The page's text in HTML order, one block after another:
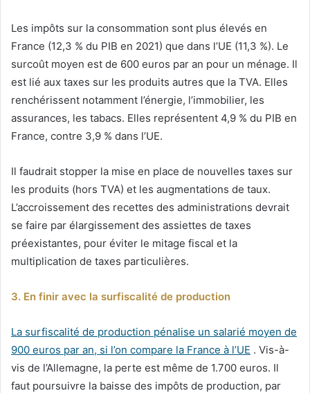
Les impôts sur la consommation sont plus élevés en
France (12,3 % du PIB en 2021) que dans l’UE (11,3 %). Le
surcoût moyen est de 600 euros par an pour un ménage. Il
est lié aux taxes sur les produits autres que la TVA. Elles
renchérissent notamment l’énergie, l’immobilier, les
assurances, les tabacs. Elles représentent 4,9 % du PIB en
France, contre 3,9 % dans l’UE.
Il faudrait stopper la mise en place de nouvelles taxes sur
les produits (hors TVA) et les augmentations de taux.
L’accroissement des recettes des administrations devrait
se faire par élargissement des assiettes de taxes
préexistantes, pour éviter le mitage fiscal et la
multiplication de taxes particulières.
3. En finir avec la surfiscalité de production
La surfiscalité de production pénalise un salarié moyen de
900 euros par an, si l’on compare la France à l’UE . Vis-à-
vis de l’Allemagne, la perte est même de 1.700 euros. Il
faut poursuivre la baisse des impôts de production, par